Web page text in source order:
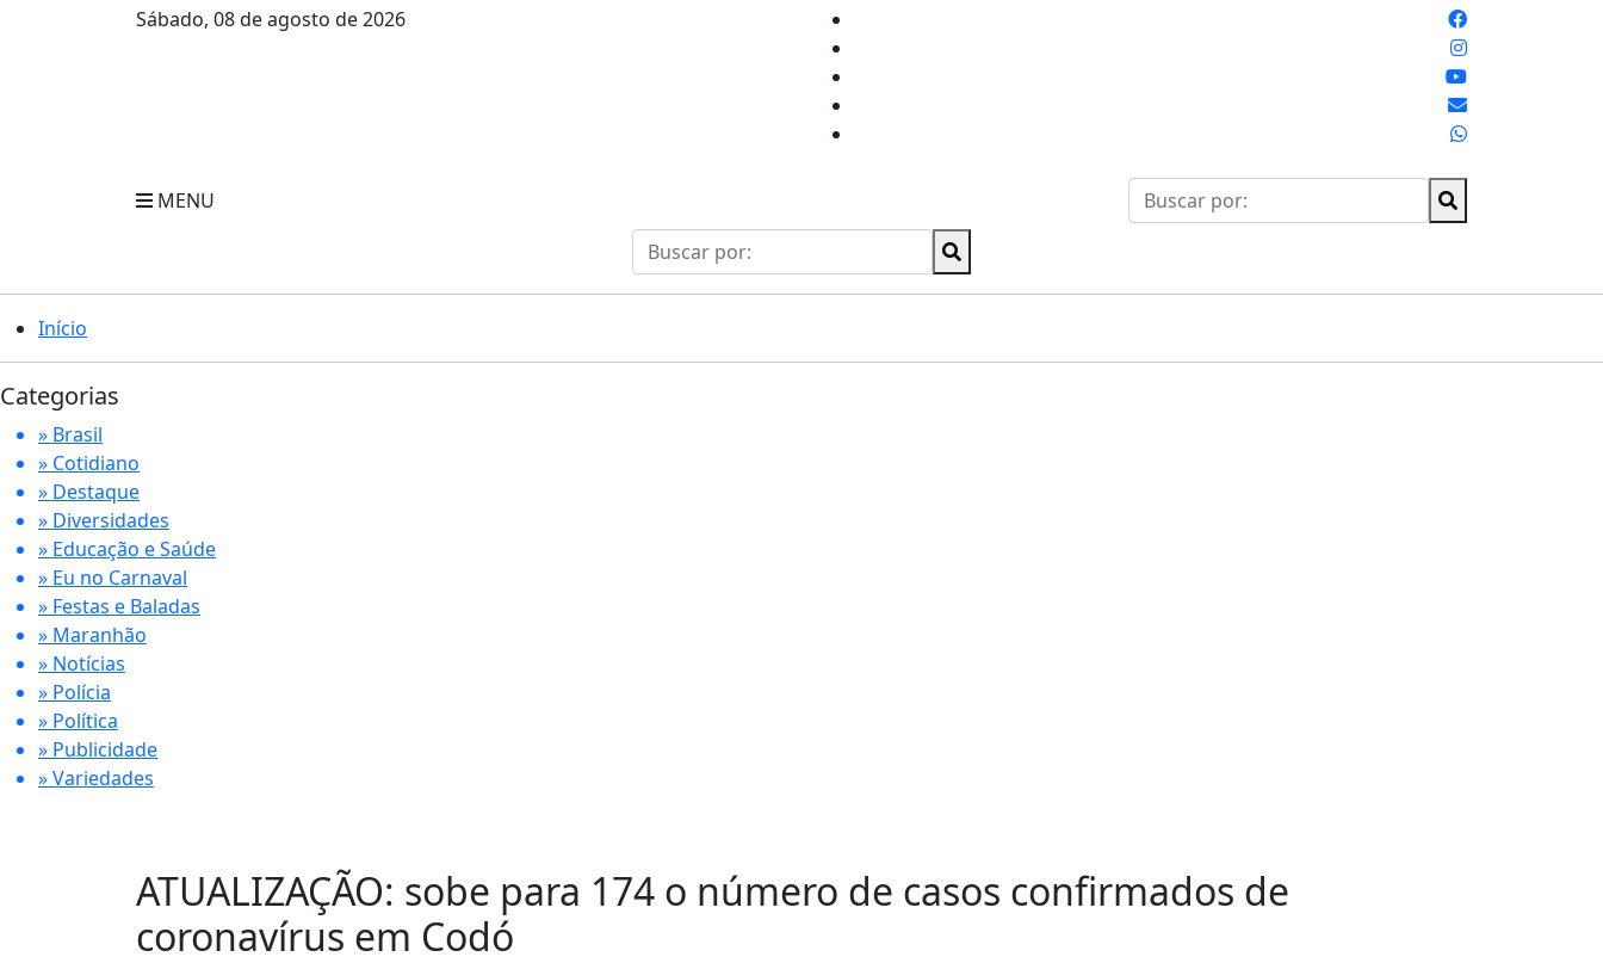
Sábado, 08 de agosto de 2026
MENU
Início
Categorias
» Brasil
» Cotidiano
» Destaque
» Diversidades
» Educação e Saúde
» Eu no Carnaval
» Festas e Baladas
» Maranhão
» Notícias
» Polícia
» Política
» Publicidade
» Variedades
ATUALIZAÇÃO: sobe para 174 o número de casos confirmados de
coronavírus em Codó